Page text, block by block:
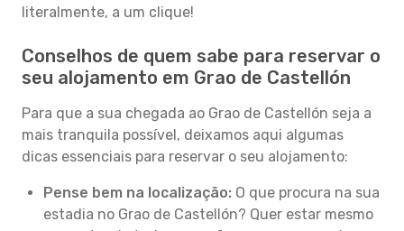
literalmente, a um clique!
Conselhos de quem sabe para reservar o
seu alojamento em Grao de Castellón
Para que a sua chegada ao Grao de Castellón seja a
mais tranquila possível, deixamos aqui algumas
dicas essenciais para reservar o seu alojamento:
Pense bem na localização: O que procura na sua
estadia no Grao de Castellón? Quer estar mesmo